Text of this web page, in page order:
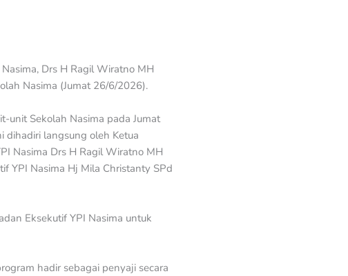
Drs H Ragil Wiratno MH
Nasima (Jumat 26/6/2026).
unit Sekolah Nasima pada Jumat
dihadiri langsung oleh Ketua
Nasima Drs H Ragil Wiratno MH
YPI Nasima Hj Mila Christanty SPd
Eksekutif YPI Nasima untuk
hadir sebagai penyaji secara